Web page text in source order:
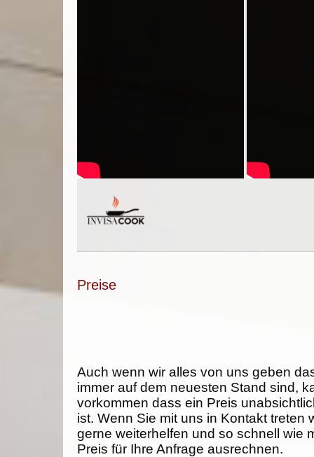
Preise
Auch wenn wir alles von uns geben
immer auf dem neuesten Stand sind,
vorkommen dass ein Preis
ist. Wenn Sie mit uns in Kontakt treten
gerne weiterhelfen und so schnell wie
Preis für Ihre Anfrage ausrechnen.